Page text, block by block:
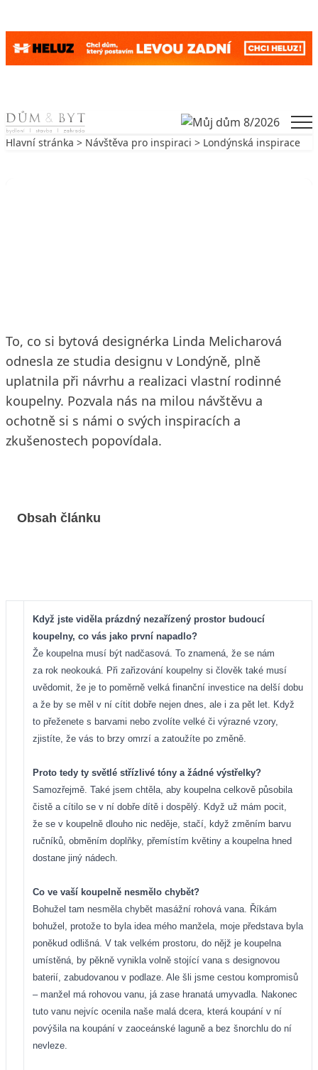
Skip to content
Hlavní stránka > Návštěva pro inspiraci > Londýnská inspirace
To, co si bytová designérka Linda Melicharová
odnesla ze studia designu v Londýně, plně
uplatnila při návrhu a realizaci vlastní rodinné
koupelny. Pozvala nás na milou návštěvu a
ochotně si s námi o svých inspiracích a
zkušenostech popovídala.
Obsah článku
Když jste viděla prázdný nezařízený prostor budoucí
koupelny, co vás jako první napadlo?
Že koupelna musí být nadčasová. To znamená, že se nám
za rok neokouká. Při zařizování koupelny si člověk také musí
uvědomit, že je to poměrně velká finanční investice na delší dobu
a že by se měl v ní cítit dobře nejen dnes, ale i za pět let. Když
to přeženete s barvami nebo zvolíte velké či výrazné vzory,
zjistíte, že vás to brzy omrzí a zatoužíte po změně.
Proto tedy ty světlé střízlivé tóny a žádné výstřelky?
Samozřejmě. Také jsem chtěla, aby koupelna celkově působila
čistě a cítilo se v ní dobře dítě i dospělý. Když už mám pocit,
že se v koupelně dlouho nic neděje, stačí, když změním barvu
ručníků, obměním doplňky, přemístím květiny a koupelna hned
dostane jiný nádech.
Co ve vaší koupelně nesmělo chybět?
Bohužel tam nesměla chybět masážní rohová vana. Říkám
bohužel, protože to byla idea mého manžela, moje představa byla
poněkud odlišná. V tak velkém prostoru, do nějž je koupelna
umístěná, by pěkně vynikla volně stojící vana s designovou
baterií, zabudovanou v podlaze. Ale šli jsme cestou kompromisů
– manžel má rohovou vanu, já zase hranatá umyvadla. Nakonec
tuto vanu nejvíc ocenila naše malá dcera, která koupání v ní
povýšila na koupání v zaoceánské laguně a bez šnorchlu do ní
nevleze.